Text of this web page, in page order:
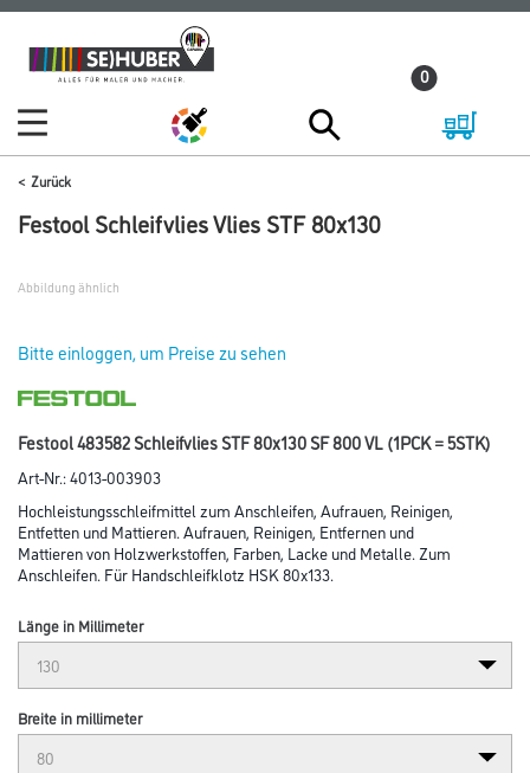
Zum
Inhalt
Zum
Navigationsmenü
0
Zurück
Festool Schleifvlies Vlies STF 80x130
Abbildung ähnlich
Bitte einloggen, um Preise zu sehen
Festool 483582 Schleifvlies STF 80x130 SF 800 VL (1PCK = 5STK)
Art-Nr.:4013-003903
Hochleistungsschleifmittel zum Anschleifen, Aufrauen, Reinigen,
Entfetten und Mattieren. Aufrauen, Reinigen, Entfernen und
Mattieren von Holzwerkstoffen, Farben, Lacke und Metalle. Zum
Anschleifen. Für Handschleifklotz HSK 80x133.
Länge in Millimeter
Breite in millimeter